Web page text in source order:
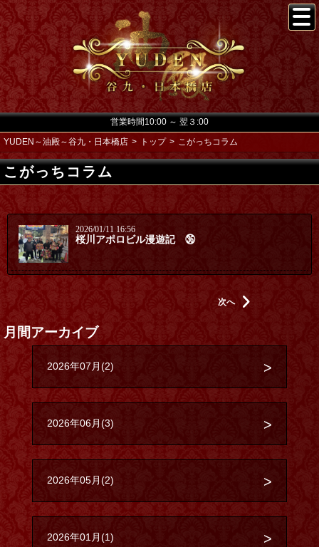
営業時間10:00 ～ 翌３:00
YUDEN～油殿～谷九・日本橋店
トップ こがっちコラム
こがっちコラム
2026/01/11 16:56
桜川アポロビル漫遊記 ㊱
次へ
月間アーカイブ
2026年07月(2)
2026年06月(3)
2026年05月(2)
2026年01月(1)